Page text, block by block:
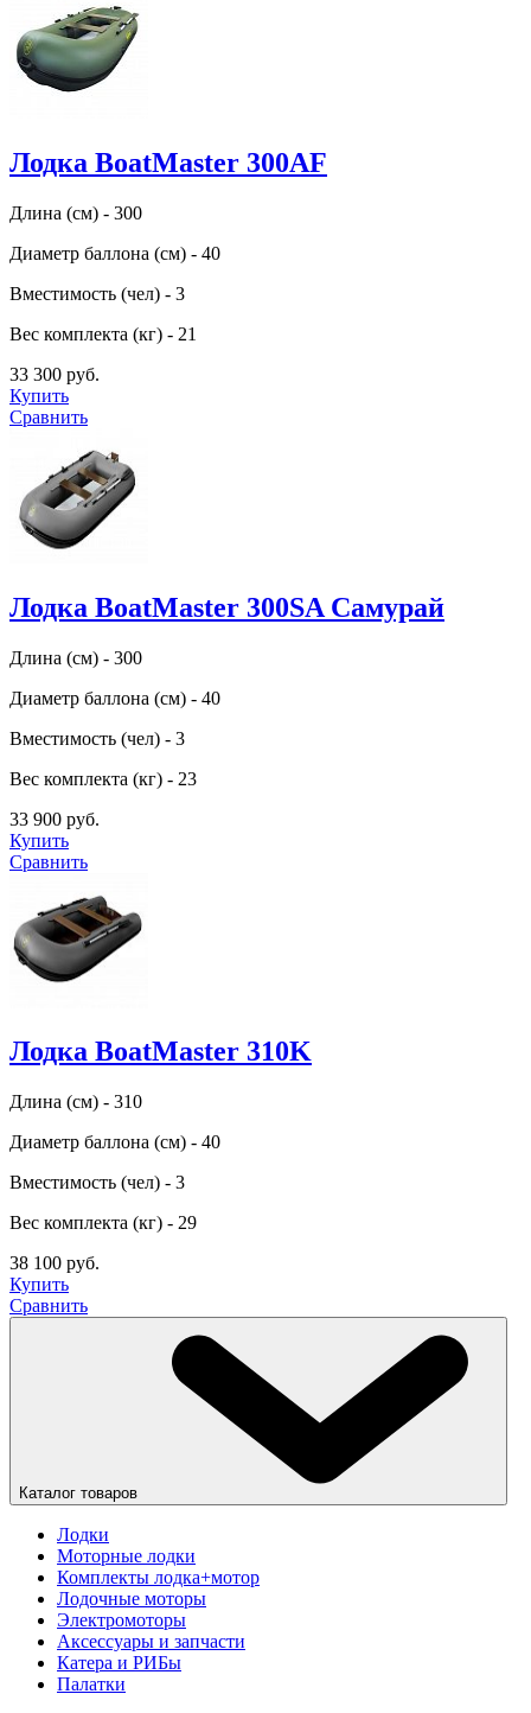
Лодка BoatMaster 300AF
Длина (см) - 300
Диаметр баллона (см) - 40
Вместимость (чел) - 3
Вес комплекта (кг) - 21
33 300 руб.
Купить
Сравнить
Лодка BoatMaster 300SA Самурай
Длина (см) - 300
Диаметр баллона (см) - 40
Вместимость (чел) - 3
Вес комплекта (кг) - 23
33 900 руб.
Купить
Сравнить
Лодка BoatMaster 310K
Длина (см) - 310
Диаметр баллона (см) - 40
Вместимость (чел) - 3
Вес комплекта (кг) - 29
38 100 руб.
Купить
Сравнить
Каталог товаров
Лодки
Моторные лодки
Комплекты лодка+мотор
Лодочные моторы
Электромоторы
Аксессуары и запчасти
Катера и РИБы
Палатки